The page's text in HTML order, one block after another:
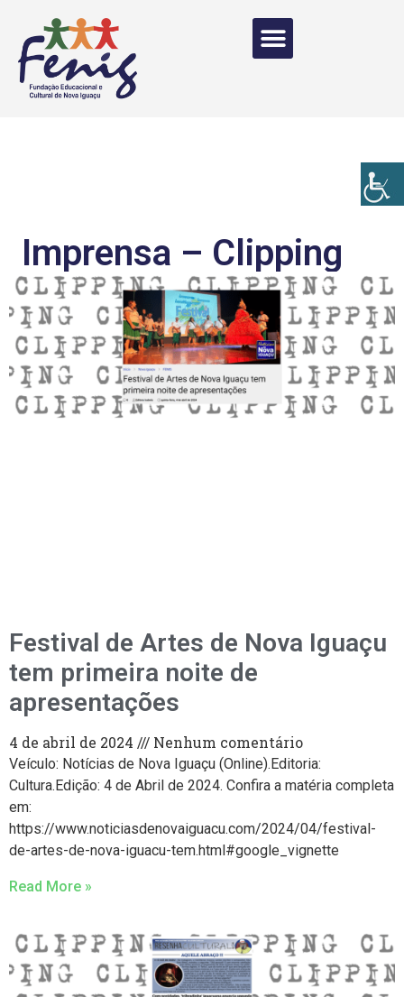
Imprensa – Clipping
Festival de Artes de Nova Iguaçu
tem primeira noite de
apresentações
4 de abril de 2024 Nenhum comentário
Veículo: Notícias de Nova Iguaçu (Online).Editoria:
Cultura.Edição: 4 de Abril de 2024. Confira a matéria completa
em:
https://www.noticiasdenovaiguacu.com/2024/04/festival-
de-artes-de-nova-iguacu-tem.html#google_vignette
Read More »